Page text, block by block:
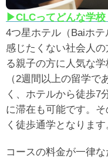
▶CLCってどんな学校
4つ星ホテル（Baiホ
感じたくない社会人
る親子の方に人気な学
（2週間以上の留学
く、ホテルから徒歩7
に滞在も可能です。
く徒歩通学となります
コースの料金が一律